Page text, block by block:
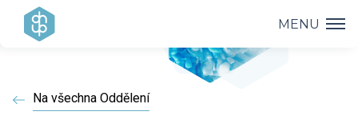
MENU
Vedení ústavu
Výzkum
Na všechna Oddělení